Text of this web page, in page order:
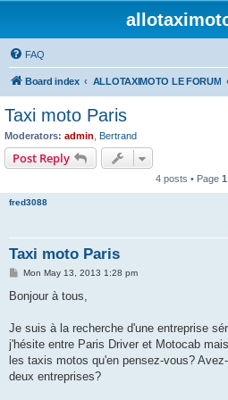
FAQ
Board index ALLOTAXIMOTO LE FORUM
Taxi moto Paris
Moderators: admin Bertrand
Post Reply
4 posts • Page 1
fred3088
Taxi moto Paris
P
s
Mon May 13, 2013 1:28 pm
Bonjour à tous,
Je suis à la recherche d'une entreprise
j'hésite entre Paris Driver et Motocab
les taxis motos qu'en pensez-vous?
deux entreprises?